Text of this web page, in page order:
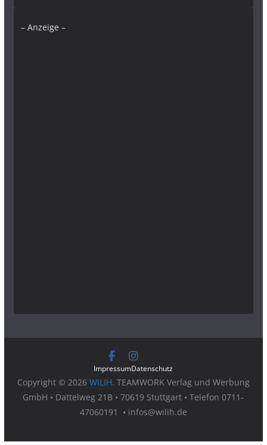
– Anzeige –
ImpressumDatenschutz
Copyright © 2026 WILIH. TEAMWORK Verlag und Werbung
GmbH • Dattelweg 21B • 70619 Stuttgart • Telefon 0711-
47060191 • infos@wilih.de